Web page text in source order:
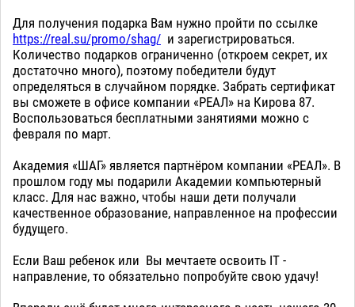
Для получения подарка Вам нужно пройти по ссылке
https://real.su/promo/shag/ и зарегистрироваться.
Количество подарков ограниченно (откроем секрет, их
достаточно много), поэтому победители будут
определяться в случайном порядке. Забрать сертификат
вы сможете в офисе компании «РЕАЛ» на Кирова 87.
Воспользоваться бесплатными занятиями можно с
февраля по март.
Академия «ШАГ» является партнёром компании «РЕАЛ». В
прошлом году мы подарили Академии компьютерный
класс. Для нас важно, чтобы наши дети получали
качественное образование, направленное на профессии
будущего.
Если Ваш ребенок или Вы мечтаете освоить IT -
направление, то обязательно попробуйте свою удачу!